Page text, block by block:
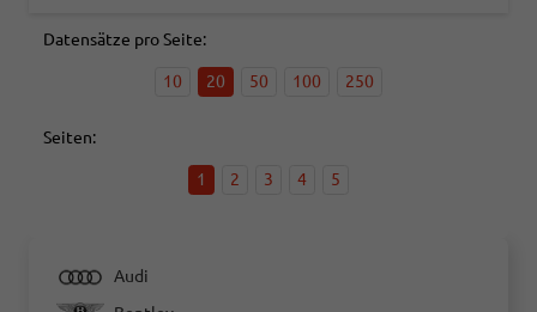
Datensätze pro Seite:
10 20 50 100 250
Seiten:
1 2 3 4 5
Audi